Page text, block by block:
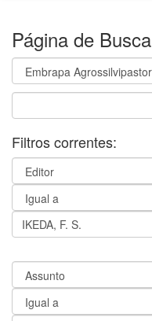
Página de Busca
Filtros correntes: